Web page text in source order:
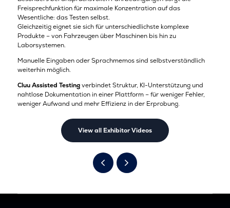
Freisprechfunktion für maximale Konzentration auf das
Wesentliche: das Testen selbst.
Gleichzeitig eignet sie sich für unterschiedlichste komplexe
Produkte – von Fahrzeugen über Maschinen bis hin zu
Laborsystemen.
Manuelle Eingaben oder Sprachmemos sind selbstverständlich
weiterhin möglich.
Cluu Assisted Testingverbindet Struktur, KI-Unterstützung und
nahtlose Dokumentation in einer Plattform – für weniger Fehler,
weniger Aufwand und mehr Effizienz in der Erprobung.
View all Exhibitor Videos